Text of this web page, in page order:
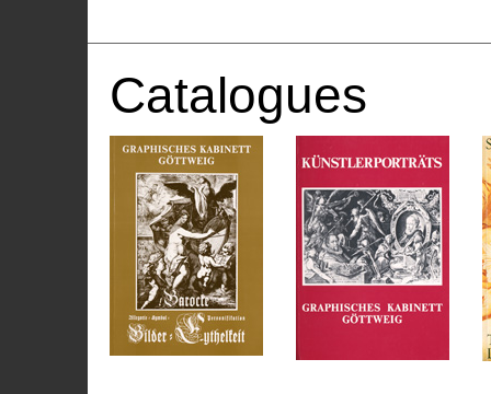
Catalogues